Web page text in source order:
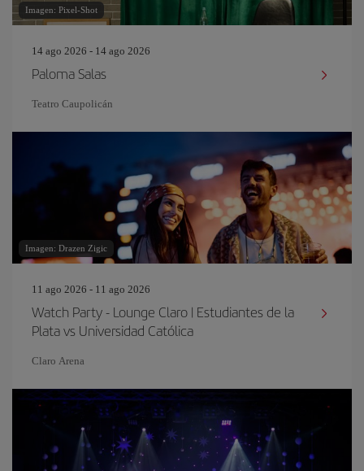
Imagen: Pixel-Shot
14 ago 2026 - 14 ago 2026
Paloma Salas
Teatro Caupolicán
Imagen: Drazen Zigic
11 ago 2026 - 11 ago 2026
Watch Party - Lounge Claro | Estudiantes de la
Plata vs Universidad Católica
Claro Arena